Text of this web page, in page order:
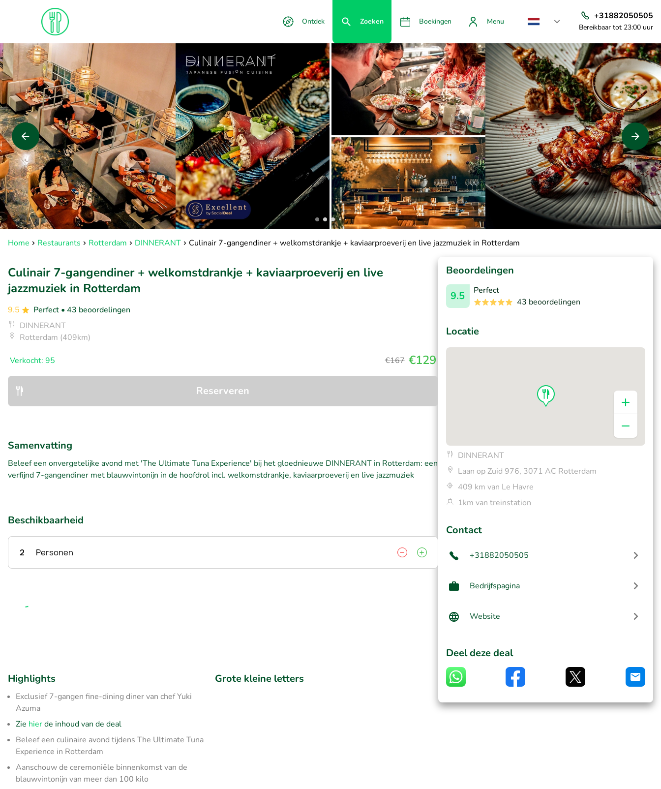
Ontdek Zoeken Boekingen Menu
+31882050505
Bereikbaar tot 23:00 uur
Home Restaurants Rotterdam DINNERANT Culinair 7-gangendiner + welkomstdrankje + kaviaarproeverij en live jazzmuziek in Rotterdam
Culinair 7-gangendiner + welkomstdrankje + kaviaarproeverij en live
jazzmuziek in Rotterdam
9.5 Perfect • 43 beoordelingen
DINNERANT
Rotterdam (409km)
Verkocht: 95 €167 €129
Reserveren
Samenvatting
Beleef een onvergetelijke avond met 'The Ultimate Tuna Experience' bij het gloednieuwe DINNERANT in Rotterdam: een
verfijnd 7-gangendiner met blauwvintonijn in de hoofdrol incl. welkomstdrankje, kaviaarproeverij en live jazzmuziek
Beschikbaarheid
2 Personen
Highlights
Exclusief 7-gangen fine-dining diner van chef Yuki
Azuma
Zie hierde inhoud van de deal
Beleef een culinaire avond tijdens The Ultimate Tuna
Experience in Rotterdam
Aanschouw de ceremoniële binnenkomst van de
blauwvintonijn van meer dan 100 kilo
Grote kleine letters
Beoordelingen
9.5
Perfect
43 beoordelingen
Locatie
DINNERANT
Laan op Zuid 976, 3071 AC Rotterdam
409 km van Le Havre
1km van treinstation
Contact
+31882050505
Bedrijfspagina
Website
Deel deze deal